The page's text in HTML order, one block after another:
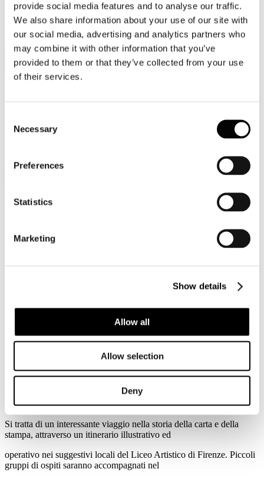
provide social media features and to analyse our traffic.
We also share information about your use of our site with
our social media, advertising and analytics partners who
may combine it with other information that you’ve
provided to them or that they’ve collected from your use
of their services.
Selection
Necessary
Preferences
Statistics
Marketing
Show details
Allow all
Allow selection
Deny
Viale Pasteur, 8/10 - 00144 Roma
Tel. +39 06-591.91.31/40
Fax. +39 06-591.0876
Firenze, 26 ottobre 2017 - CARTA IN REGOLA
L'evoluzione della specie. Un imperdibile e magico itinerario
Eventi e news
Firenze, 26 ottobre 2017 - CARTA IN
Dettagli
Pubblicato: 24 Ottobre 2017
Giovedì26 ottobre 2017, dalle ore 17,30 presso la Gipsoteca del
Liceo Artistico di Porta Romana di
Firenze, Perego Carta SpA organizza un evento speciale con la
Favini, Mondi Group e Two Sides - Il lato verde della carta.
Si tratta di un interessante viaggio nella storia della carta e della
stampa, attraverso un itinerario illustrativo ed
operativo nei suggestivi locali del Liceo Artistico di Firenze. Piccoli
gruppi di ospiti saranno accompagnati nel